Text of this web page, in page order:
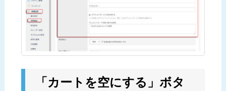
「カートを空にする」ボタ